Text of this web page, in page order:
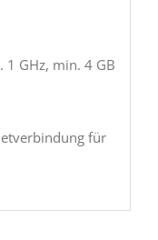
GHz, min. 4 GB
für